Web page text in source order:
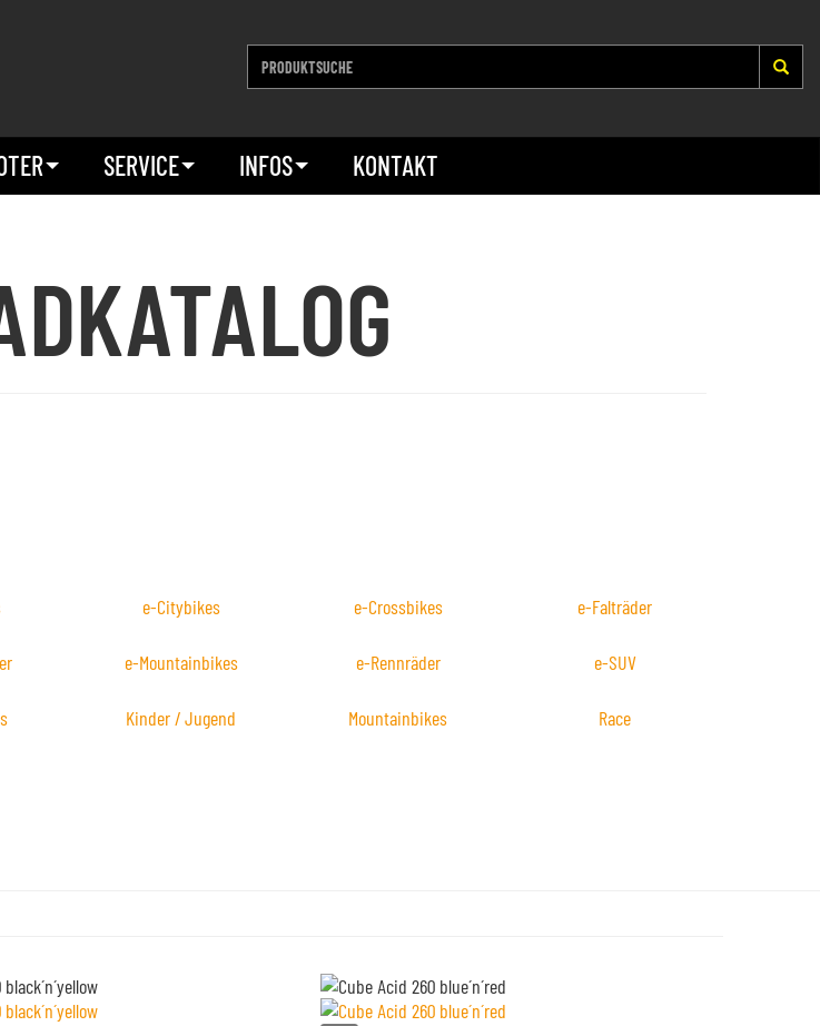
SERVICE INFOS KONTAKT
e-Citybikes e-Crossbikes e-Falträder
e-Mountainbikes e-Rennräder e-SUV
Kinder / Jugend Mountainbikes Race